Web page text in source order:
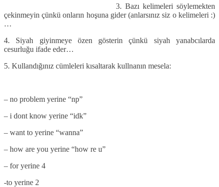
3. Bazı kelimeleri söylemekten
çekinmeyin çünkü onların hoşuna gider (anlarsınız siz o kelimeleri :)
…
4. Siyah giyinmeye özen gösterin çünkü siyah yanabcılarda
cesurluğu ifade eder…
5. Kullandığınız cümleleri kısaltarak kullnanın mesela:
– no problem yerine “np”
– i dont know yerine “idk”
– want to yerine “wanna”
– how are you yerine “how re u”
– for yerine 4
-to yerine 2